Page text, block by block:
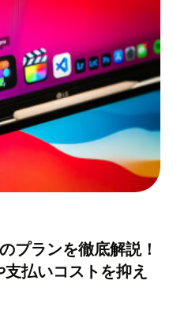
プランを徹底解説！
払いコストを抑え